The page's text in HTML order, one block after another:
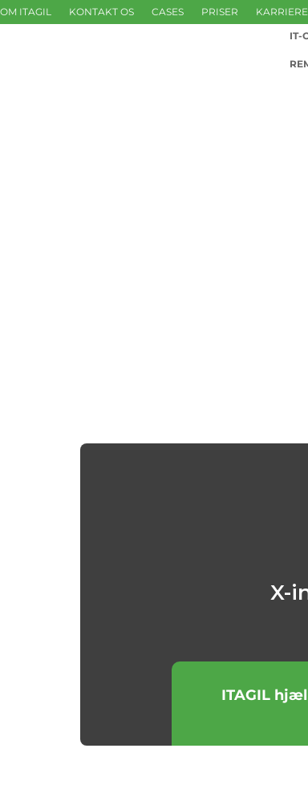
OM ITAGIL KONTAKT OS CASES PRISER KARRIERE
IT-
X-
ITAGIL